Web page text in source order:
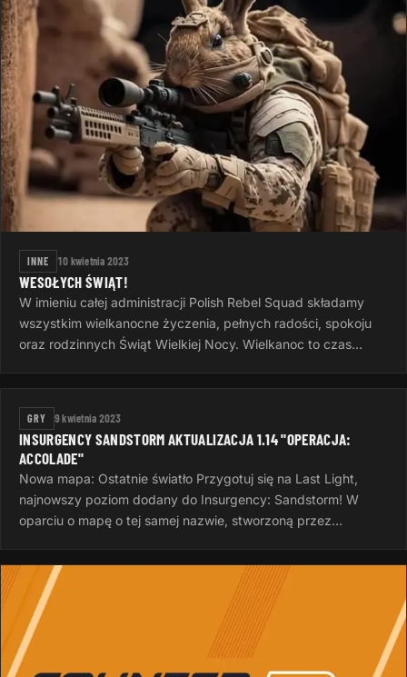
INNE 10 kwietnia 2023
WESOŁYCH ŚWIĄT!
W imieniu całej administracji Polish Rebel Squad składamy
wszystkim wielkanocne życzenia, pełnych radości, spokoju
oraz rodzinnych Świąt Wielkiej Nocy. Wielkanoc to czas
GRY 9 kwietnia 2023
INSURGENCY SANDSTORM AKTUALIZACJA 1.14 "OPERACJA:
ACCOLADE"
Nowa mapa: Ostatnie światło Przygotuj się na Last Light,
najnowszy poziom dodany do Insurgency: Sandstorm! W
oparciu o mapę o tej samej nazwie, stworzoną przez